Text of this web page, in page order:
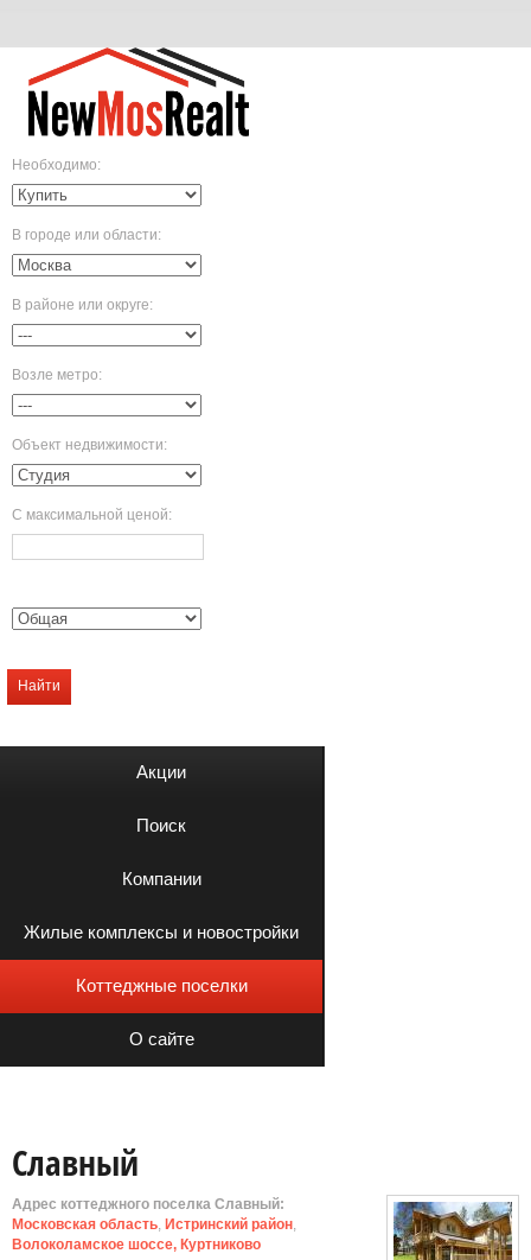
Необходимо:
В городе или области:
В районе или округе:
Возле метро:
Объект недвижимости:
С максимальной ценой:
Найти
Акции
Поиск
Компании
Жилые комплексы и новостройки
Коттеджные поселки
О сайте
Славный
Адрес коттеджного поселка Славный:
Московская область, Истринский район,
Волоколамское шоссе, Куртниково